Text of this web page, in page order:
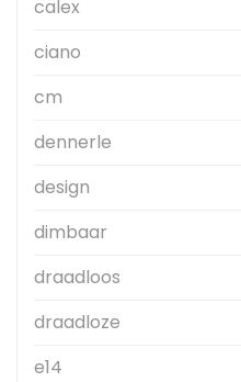
calex
ciano
cm
dennerle
design
dimbaar
draadloos
draadloze
e14